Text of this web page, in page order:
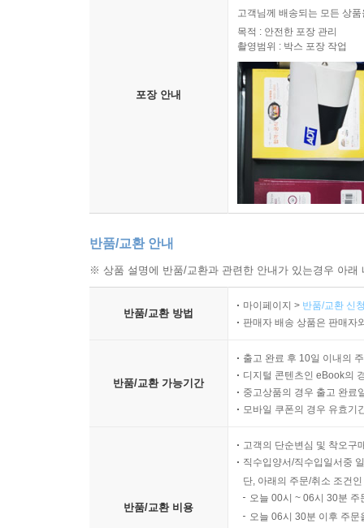
포장 안내
고객님께 배송되는 모든 상
목적 : 안전한 포장 관리
촬영범위 : 박스 포장 작업
반품/교환 안내
※ 상품 설명에 반품/교환과 관련한 안내가 있는경우 아
반품/교환 방법
마이페이지 > 반품/교환 신
판매자 배송 상품은 판매자
반품/교환 가능기간
출고 완료 후 10일 이내의
디지털 콘텐츠인 eBook의
중고상품의 경우 출고 완료
모바일 쿠폰의 경우 유효기
반품/교환 비용
고객의 단순변심 및 착오구
직수입양서/직수입일서중
단, 아래의 주문/취소 조건
오늘 00시 ~ 06시 30분
오늘 06시 30분 이후 주